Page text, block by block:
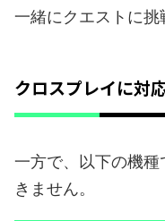
一緒にクエストに挑
クロスプレイに対
一方で、以下の機
きません。